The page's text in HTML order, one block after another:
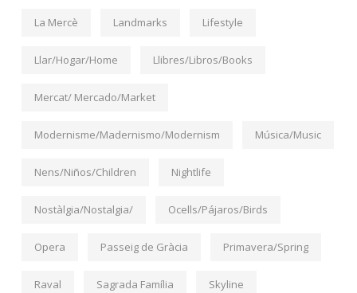
La Mercè Landmarks Lifestyle
Llar/Hogar/Home Llibres/Libros/Books
Mercat/ Mercado/Market
Modernisme/Madernismo/Modernism Música/Music
Nens/Niños/Children Nightlife
Nostàlgia/Nostalgia/ Ocells/Pájaros/Birds
Opera Passeig de Gràcia Primavera/Spring
Raval Sagrada Família Skyline